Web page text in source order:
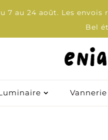
7 au 24 août. Les
Bel
Vannerie